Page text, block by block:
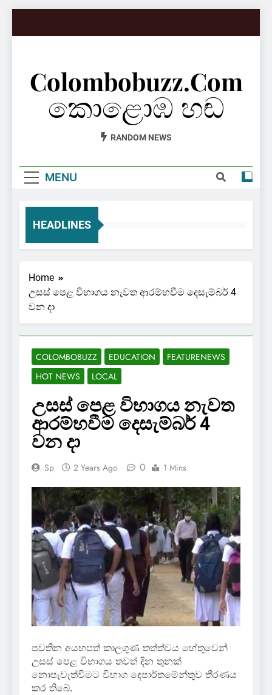
Colombobuzz.com
කොළොඹ හඬ
RANDOM NEWS
MENU
HEADLINES
Home
උසස් පෙළ විභාගය නැවත ආරම්භවීම දෙසැම්බර් 4
වන දා
COLOMBOBUZZ EDUCATION
FEATURENEWS
HOT NEWS
LOCAL
උසස් පෙළ විභාගය නැවත
ආරම්භවීම දෙසැම්බර් 4
වන දා
Sp 2 Years Ago 0 1 Mins
පවතින අයහපත් කාලගුණ තත්ත්වය හේතුවෙන්
උසස් පෙළ විභාගය තවත් දින තුනක්
නොපැවැත්වීමට විභාග දෙපාර්තමේන්තුව තීරණය
කර තිබේ.